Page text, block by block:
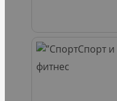
Спорт и
фитнес